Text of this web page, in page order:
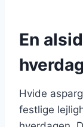
En
Hvide
festlige